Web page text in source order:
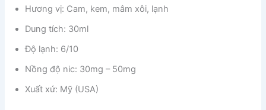
Hương vị: Cam, kem, mâm xôi, lạnh
Dung tích: 30ml
Độ lạnh: 6/10
Nồng độ nic: 30mg – 50mg
Xuất xứ: Mỹ (USA)